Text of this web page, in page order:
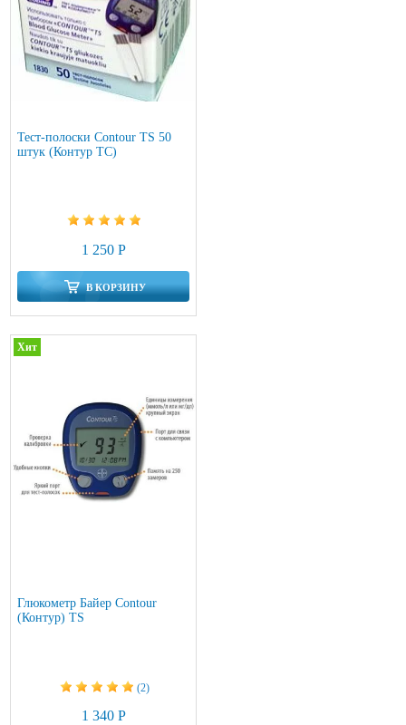
Тест-полоски Contour TS 50
штук (Контур ТС)
1 250 Р
В КОРЗИНУ
Хит
Глюкометр Байер Contour
(Контур) TS
(2)
1 340 Р